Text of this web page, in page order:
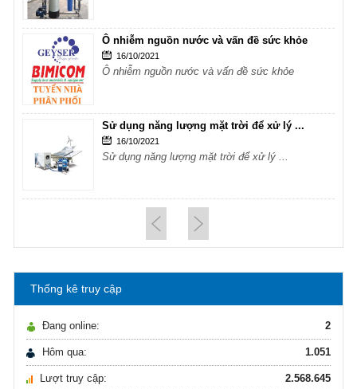
Ô nhiễm nguồn nước và vấn đề sức khỏe
16/10/2021
Ô nhiễm nguồn nước và vấn đề sức khỏe
Sử dụng năng lượng mặt trời để xử lý ...
16/10/2021
Sử dụng năng lượng mặt trời để xử lý ...
Hướng dẫn lựa chọn máy lọc nước Gia ...
21/10/2021
Hướng dẫn lựa chọn máy lọc nước Gia ...
Ô nhiễm nguồn nước và vấn đề sức khỏe
Sử dụng năng lượng mặt trời để xử lý ...
Thống kê truy cập
Đang online: 2
Hôm qua: 1.051
Lượt truy cập: 2.568.645